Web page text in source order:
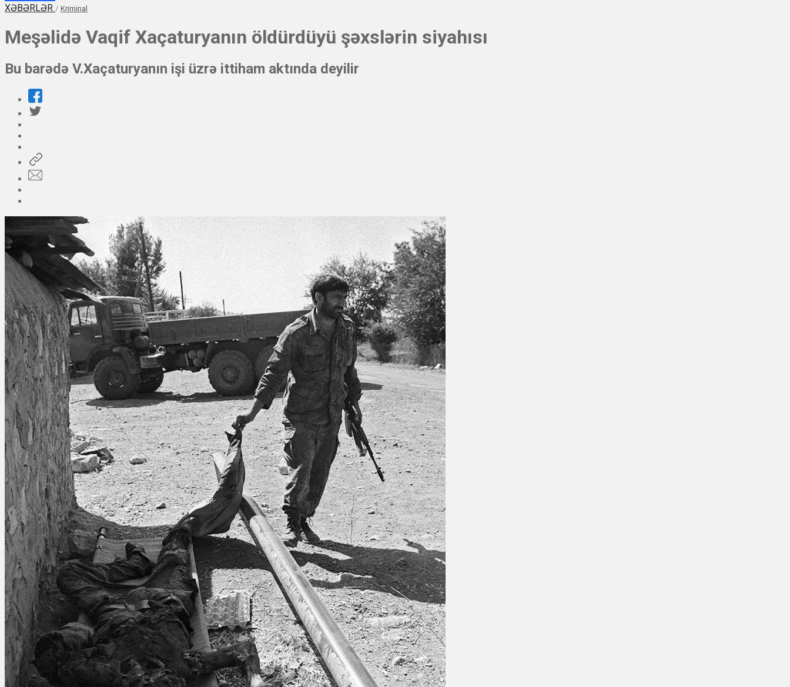
XƏBƏRLƏR / Kriminal
Meşəlidə Vaqif Xaçaturyanın öldürdüyü şəxslərin siyahısı
Bu barədə V.Xaçaturyanın işi üzrə ittiham aktında deyilir